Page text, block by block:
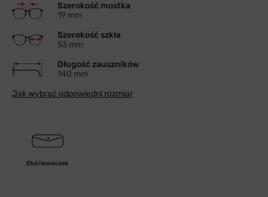
Szerokość mostka
19 mm
Szerokość szkła
53 mm
Długość zauszników
140 mm
Jak wybrać odpowiedni rozmiar
Etui/woreczek